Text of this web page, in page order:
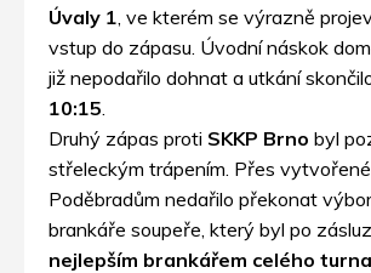
Úvaly 1 , ve kterém se výrazně
vstup do zápasu. Úvodní náskok
již nepodařilo dohnat a utkání
10:15
Druhý zápas proti SKKP Brno byl
střeleckým trápením. Přes
Poděbradům nedařilo překonat
brankáře soupeře, který byl po
nejlepším brankářem celého